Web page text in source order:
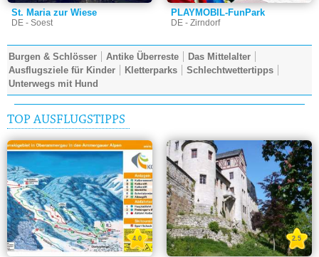
St. Maria zur Wiese
DE - Soest
PLAYMOBIL-FunPark
DE - Zirndorf
Burgen & Schlösser Antike Überreste
Das Mittelalter
Ausflugsziele für Kinder
Kletterparks
Schlechtwettertipps
Unterwegs mit Hund
TOP AUSFLUGSTIPPS
4.0 2.5